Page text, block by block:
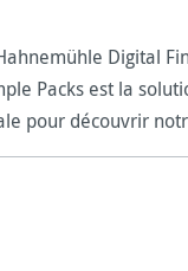
Digital
Packs est la
pour découvrir